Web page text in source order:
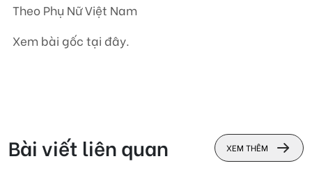
Theo Phụ Nữ Việt Nam
Xem bài gốc tại đây.
Bài viết liên quan XEM THÊM